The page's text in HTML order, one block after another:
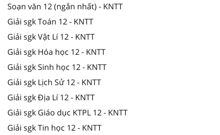
Soạn văn 12 (ngắn nhất) - KNTT
Giải sgk Toán 12 - KNTT
Giải sgk Vật Lí 12 - KNTT
Giải sgk Hóa học 12 - KNTT
Giải sgk Sinh học 12 - KNTT
Giải sgk Lịch Sử 12 - KNTT
Giải sgk Địa Lí 12 - KNTT
Giải sgk Giáo dục KTPL 12 - KNTT
Giải sgk Tin học 12 - KNTT